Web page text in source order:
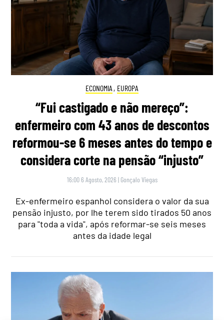
ECONOMIA , EUROPA
“Fui castigado e não mereço”:
enfermeiro com 43 anos de descontos
reformou-se 6 meses antes do tempo e
considera corte na pensão “injusto”
16:00 6 Agosto, 2026 | Gonçalo Viegas
Ex-enfermeiro espanhol considera o valor da sua
pensão injusto, por lhe terem sido tirados 50 anos
para "toda a vida", após reformar-se seis meses
antes da idade legal